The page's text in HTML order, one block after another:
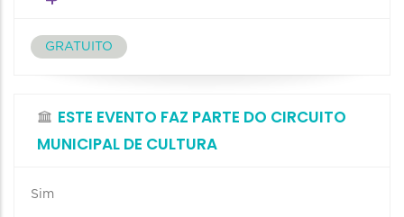
GRATUITO
ESTE EVENTO FAZ PARTE DO CIRCUITO
MUNICIPAL DE CULTURA
Sim